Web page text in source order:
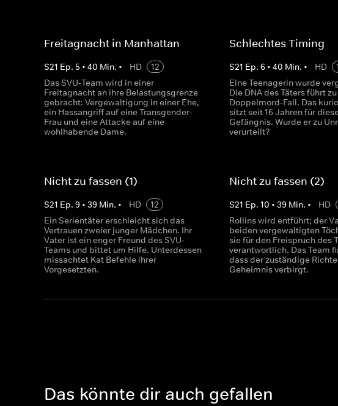
Freitagnacht in Manhattan
S21 Ep. 5 • 40 Min. • HD
12
Das SVU-Team wird in einer
Freitagnacht an ihre Belastungsgrenze
gebracht: Vergewaltigung in einer Ehe,
ein Hassangriff auf eine Transgender-
Frau und eine Attacke auf eine
wohlhabende Dame.
Schlechtes Timing
S21 Ep.6 •40 Min. • HD
Eine Teenagerin wurde
Die DNA des Täters führt
Doppelmord-Fall. Das
sitzt seit 16 Jahren für
Gefängnis. Wurde er zu
verurteilt?
Nicht zu fassen (1)
S21 Ep. 9 • 39 Min. • HD
12
Ein Serientäter erschleicht sich das
Vertrauen zweier junger Mädchen. Ihr
Vater ist ein enger Freund des SVU-
Teams und bittet um Hilfe. Unterdessen
missachtet Kat Befehle ihrer
Vorgesetzten.
Nicht zu fassen (2)
S21 Ep.10 •39 Min. • HD
Rollins wird entführt; der
beiden vergewaltigten
sie für den Freispruch des
verantwortlich. Das Team
dass der zuständige
Geheimnis verbirgt.
Das könnte dir auch gefallen